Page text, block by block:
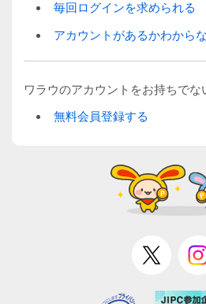
毎回ログインを求められる
アカウントがあるかわから
ワラウのアカウントをお持ちでな
無料会員登録する